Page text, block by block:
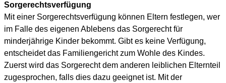
Sorgerechtsverfügung
Mit einer Sorgerechtsverfügung können Eltern festlegen, wer
im Falle des eigenen Ablebens das Sorgerecht für
minderjährige Kinder bekommt. Gibt es keine Verfügung,
entscheidet das Familiengericht zum Wohle des Kindes.
Zuerst wird das Sorgerecht dem anderen leiblichen Elternteil
zugesprochen, falls dies dazu geeignet ist. Mit der